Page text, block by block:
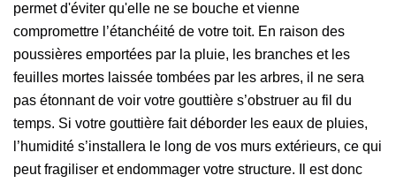
permet d'éviter qu'elle ne se bouche et vienne
compromettre l’étanchéité de votre toit. En raison des
poussières emportées par la pluie, les branches et les
feuilles mortes laissée tombées par les arbres, il ne sera
pas étonnant de voir votre gouttière s’obstruer au fil du
temps. Si votre gouttière fait déborder les eaux de pluies,
l’humidité s’installera le long de vos murs extérieurs, ce qui
peut fragiliser et endommager votre structure. Il est donc